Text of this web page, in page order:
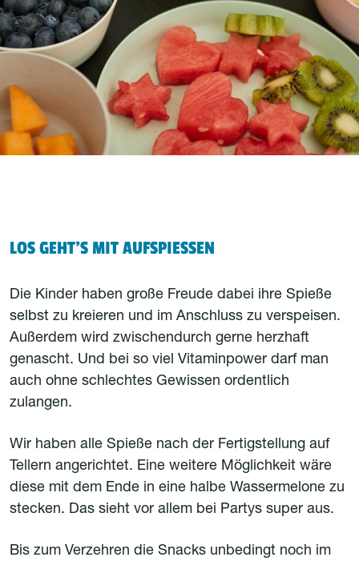
LOS GEHT'S MIT AUFSPIESSEN
Die Kinder haben große Freude dabei ihre Spieße
selbst zu kreieren und im Anschluss zu verspeisen.
Außerdem wird zwischendurch gerne herzhaft
genascht. Und bei so viel Vitaminpower darf man
auch ohne schlechtes Gewissen ordentlich
zulangen.
Wir haben alle Spieße nach der Fertigstellung auf
Tellern angerichtet. Eine weitere Möglichkeit wäre
diese mit dem Ende in eine halbe Wassermelone zu
stecken. Das sieht vor allem bei Partys super aus.
Bis zum Verzehren die Snacks unbedingt noch im